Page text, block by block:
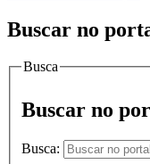
Buscar no
Busca
Buscar no
Busca: